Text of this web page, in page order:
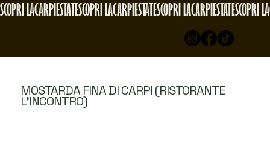
SCOPRI LACARPIESTATE
MOSTARDA FINA DI CARPI (RISTORANTE
L'INCONTRO)